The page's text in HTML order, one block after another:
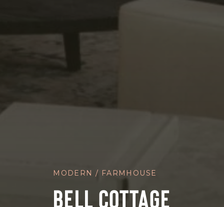
MODERN / FARMHOUSE
BELL COTTAGE